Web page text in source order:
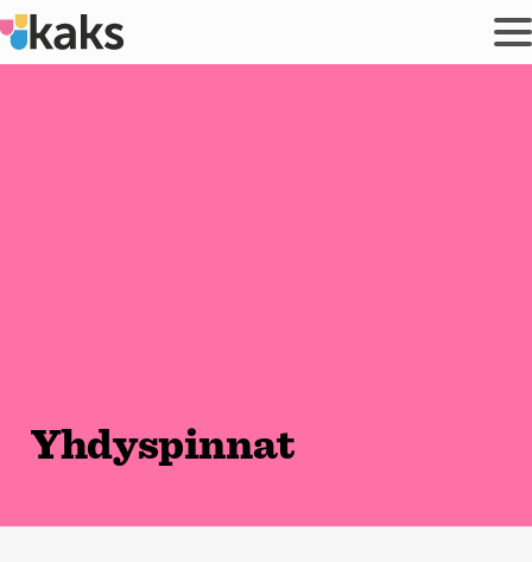
Siirry
sisältöön
Yhdyspinnat